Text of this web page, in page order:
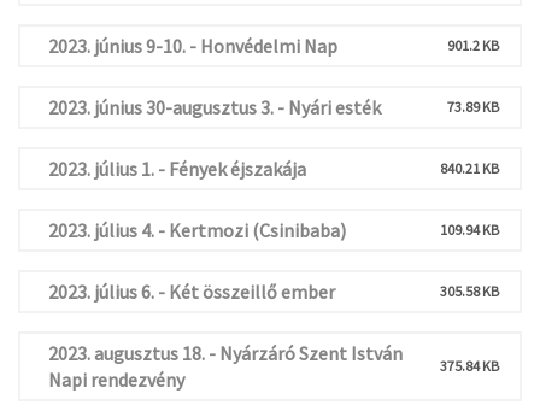
2023. június 9-10. - Honvédelmi Nap 901.2 KB
2023. június 30-augusztus 3. - Nyári esték 73.89 KB
2023. július 1. - Fények éjszakája 840.21 KB
2023. július 4. - Kertmozi (Csinibaba) 109.94 KB
2023. július 6. - Két összeillő ember 305.58 KB
2023. augusztus 18. - Nyárzáró Szent István
Napi rendezvény
375.84 KB